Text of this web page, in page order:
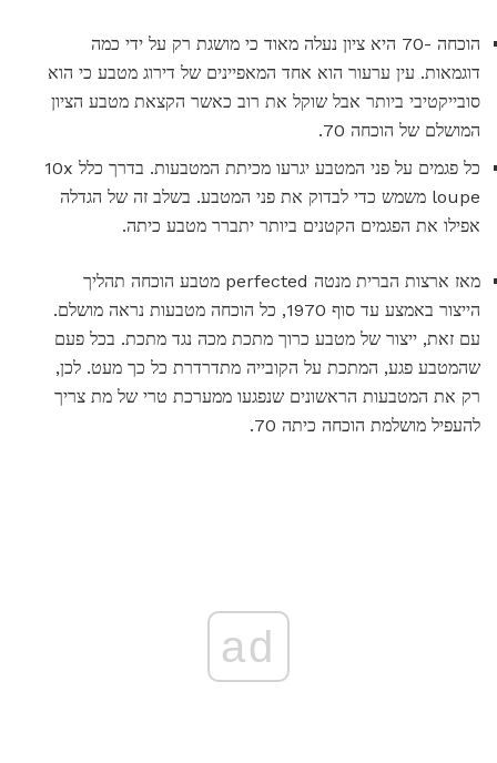
הוכחה -70 היא ציון נעלה מאוד כי מושגת רק על ידי כמה
דוגמאות. עין ערעור הוא אחד המאפיינים של דירוג מטבע כי הוא
סובייקטיבי ביותר אבל שוקל את רוב כאשר הקצאת מטבע הציון
המושלם של הוכחה 70.
כל פגמים על פני המטבע יגרעו מכיתת המטבעות. בדרך כלל 10x
loupe משמש כדי לבדוק את פני המטבע. בשלב זה של הגדלה
אפילו את הפגמים הקטנים ביותר יתברר מטבע כיתה.
מאז ארצות הברית מנטה perfected מטבע הוכחה תהליך
הייצור באמצע עד סוף 1970, כל הוכחה מטבעות נראה מושלם.
עם זאת, ייצור של מטבע כרוך מתכת מכה נגד מתכת. בכל פעם
שהמטבע פגע, המתכת על הקובייה מתדרדרת כל כך מעט. לכן,
רק את המטבעות הראשונים שנפגעו ממערכת טרי של מת צריך
להעפיל מושלמת הוכחה כיתה 70.
ad